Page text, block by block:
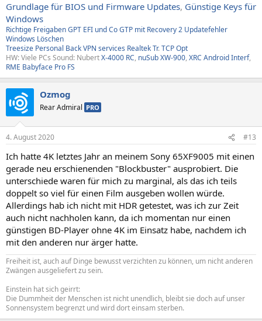
Grundlage für BIOS und Firmware Updates, Günstige Keys für
Windows
Richtige FreigabenGPT EFI und CoGTP mit Recovery2 Updatefehler
Windows Löschen
Treesize Personal BackVPN services Realtek Tr.TCP Opt
HW: Viele PCs Sound: NubertX-4000 RC, nuSub XW-900, XRC Android Interf,
RME Babyface Pro FS
Ozmog
Rear Admiral PRO
4. August 2020 #13
Ich hatte 4K letztes Jahr an meinem Sony 65XF9005 mit einen
gerade neu erschienenden "Blockbuster" ausprobiert. Die
unterschiede waren für mich zu marginal, als das ich teils
doppelt so viel für einen Film ausgeben wollen würde.
Allerdings hab ich nicht mit HDR getestet, was ich zur Zeit
auch nicht nachholen kann, da ich momentan nur einen
günstigen BD-Player ohne 4K im Einsatz habe, nachdem ich
mit den anderen nur ärger hatte.
Freiheit ist, auch auf Dinge bewusst verzichten zu können, um nicht anderen
Zwängen ausgeliefert zu sein.
Einstein hat sich geirrt:
Die Dummheit der Menschen ist nicht unendlich, bleibt sie doch auf unser
Sonnensystem begrenzt und wird dort einsam sterben.